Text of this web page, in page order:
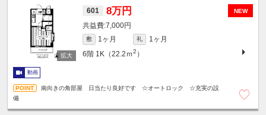
NEW
601 8万円
7,000円
敷 1ヶ月 礼
1ヶ月
6階 1K（22.2ｍ2 ）
動画
南向きの角部屋 日当たり良好です ☆オートロック ☆充実の設
備